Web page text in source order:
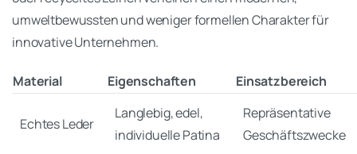
umweltbewussten und weniger formellen Charakter für
innovative Unternehmen.
Material Eigenschaften Einsatzbereich
Echtes Leder
Langlebig, edel,
individuelle Patina
Repräsentative
Geschäftszwecke